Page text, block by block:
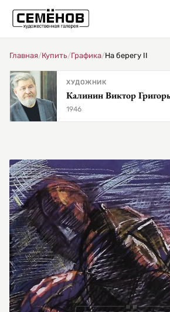
Главная/Купить/Графика/На берегу II
ХУДОЖНИК
Калинин Виктор
1946